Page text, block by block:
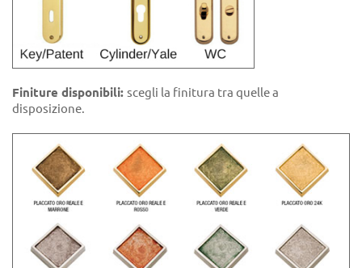
Finiture disponibili: scegli la finitura tra quelle a
disposizione.